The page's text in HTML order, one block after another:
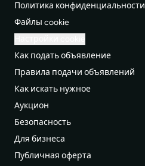
Политика конфиденциальности
Файлы cookie
Как подать объявление
Правила подачи объявлений
Как искать нужное
Аукцион
Безопасность
Для бизнеса
Публичная оферта